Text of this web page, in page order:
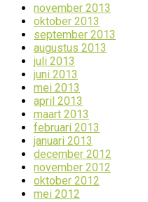
november 2013
oktober 2013
september 2013
augustus 2013
juli 2013
juni 2013
mei 2013
april 2013
maart 2013
februari 2013
januari 2013
december 2012
november 2012
oktober 2012
mei 2012